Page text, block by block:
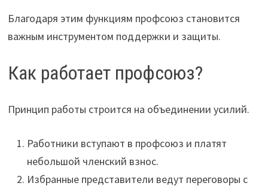
Благодаря этим функциям профсоюз становится
важным инструментом поддержки и защиты.
Как работает профсоюз?
Принцип работы строится на объединении усилий.
Работники вступают в профсоюз и платят
небольшой членский взнос.
Избранные представители ведут переговоры с